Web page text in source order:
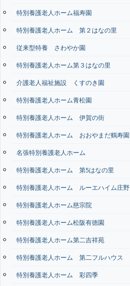
特別養護老人ホーム福寿園
特別養護老人ホーム 第２はなの里
従来型特養 さわやか園
特別養護老人ホーム第３はなの里
介護老人福祉施設 くすのき園
特別養護老人ホーム青松園
特別養護老人ホーム 伊賀の街
特別養護老人ホーム おおやまだ鶴寿園
名張特別養護老人ホーム
特別養護老人ホーム 第5はなの里
特別養護老人ホーム ルーエハイム庄野
特別養護老人ホーム慈宗院
特別養護老人ホーム松阪有徳園
特別養護老人ホーム第二吉祥苑
特別養護老人ホーム 第二フルハウス
特別養護老人ホーム 彩四季